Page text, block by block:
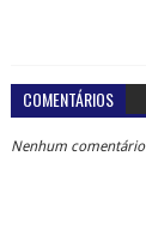
COMENTÁRIOS
Nenhum comentário